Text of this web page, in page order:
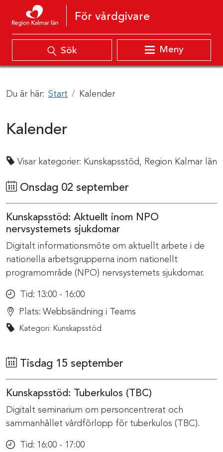
Hoppa till innehåll
För vårdgivare
Sök Meny
Du är här: Start Kalender
Kalender
Visar kategorier: Kunskapsstöd, Region Kalmar län
Onsdag 02 september
Kunskapsstöd: Aktuellt inom NPO
nervsystemets sjukdomar
Digitalt informationsmöte om aktuellt arbete i de
nationella arbetsgrupperna inom nationellt
programområde (NPO) nervsystemets sjukdomar.
Tid: 13:00 - 16:00
Plats: Webbsändning i Teams
Kategori: Kunskapsstöd
Tisdag 15 september
Kunskapsstöd: Tuberkulos (TBC)
Digitalt seminarium om personcentrerat och
sammanhållet vårdförlopp för tuberkulos (TBC).
Tid: 16:00 - 17:00